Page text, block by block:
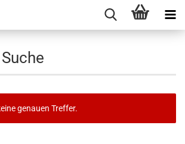
genauen Treffer.